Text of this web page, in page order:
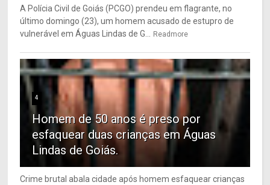
A Polícia Civil de Goiás (PCGO) prendeu em flagrante, no
último domingo (23), um homem acusado de estupro de
vulnerável em Águas Lindas de G... Readmore
4
Homem de 50 anos é preso por
esfaquear duas crianças em Águas
Lindas de Goiás.
Crime brutal abala cidade após homem esfaquear crianças